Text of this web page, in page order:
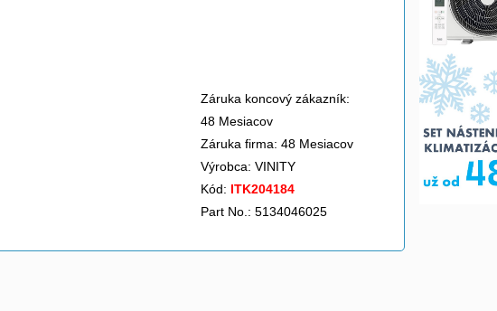
Záruka koncový zákazník:
48 Mesiacov
Záruka firma: 48 Mesiacov
Výrobca: VINITY
Kód: ITK204184
Part No.: 5134046025